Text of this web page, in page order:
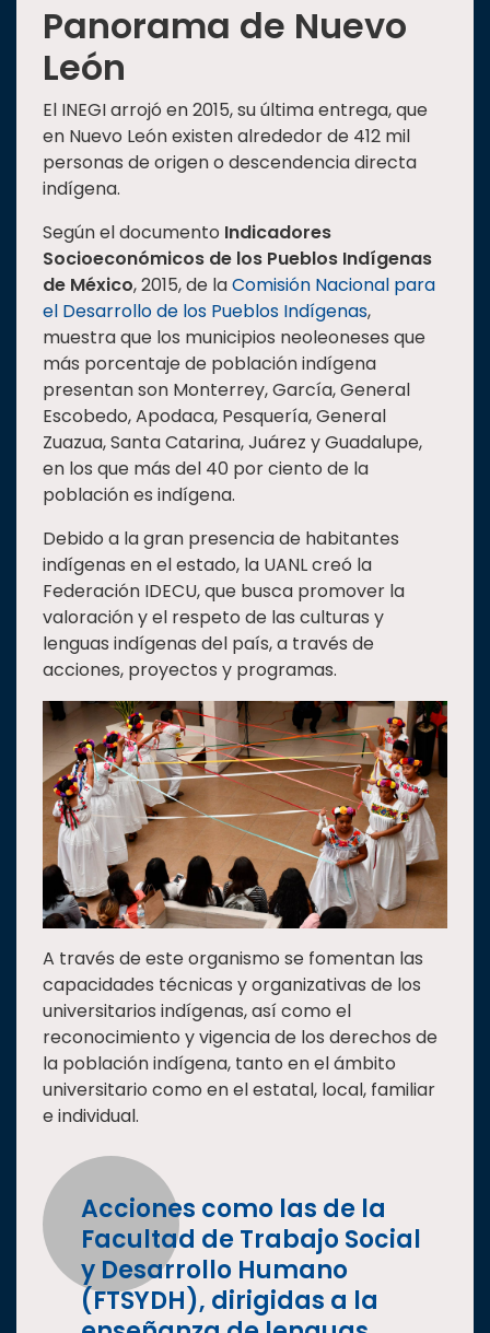
Panorama de Nuevo
León
El INEGI arrojó en 2015, su última entrega, que
en Nuevo León existen alrededor de 412 mil
personas de origen o descendencia directa
indígena.
Según el documento Indicadores
Socioeconómicos de los Pueblos Indígenas
de México, 2015, de laComisión Nacional para
el Desarrollo de los Pueblos Indígenas,
muestra que los municipios neoleoneses que
más porcentaje de población indígena
presentan son Monterrey, García, General
Escobedo, Apodaca, Pesquería, General
Zuazua, Santa Catarina, Juárez y Guadalupe,
en los que más del 40 por ciento de la
población es indígena.
Debido a la gran presencia de habitantes
indígenas en el estado, la UANL creó la
Federación IDECU, que busca promover la
valoración y el respeto de las culturas y
lenguas indígenas del país, a través de
acciones, proyectos y programas.
A través de este organismo se fomentan las
capacidades técnicas y organizativas de los
universitarios indígenas, así como el
reconocimiento y vigencia de los derechos de
la población indígena, tanto en el ámbito
universitario como en el estatal, local, familiar
e individual.
Acciones como las de la
Facultad de Trabajo Social
y Desarrollo Humano
(FTSYDH), dirigidas a la